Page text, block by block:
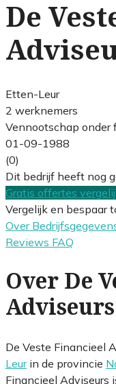
De
Etten-Leur
2 werknemers
Vennootschap onder
01-09-1988
(0)
Dit bedrijf heeft nog
Gratis offertes
Vergelijk en bespaar
Over
Reviews FAQ
Over De
Adviseurs
De Veste Financieel
Leurin de provincie
Financieel Adviseurs